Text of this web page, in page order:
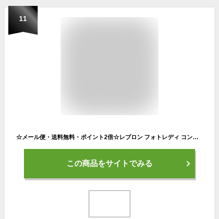
11
☆メール便・送料無料・ポイント2倍☆レブロン フォトレディ コンシーラー 04 ミディアム(1本入) REVLON 代引き不可
この商品をサイトでみる